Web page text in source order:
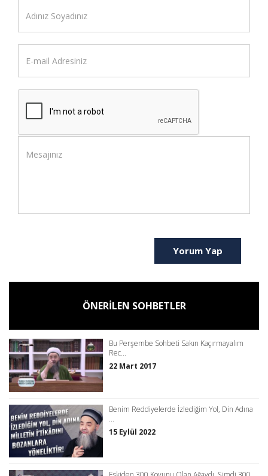
Yorum Yap
ÖNERİLEN SOHBETLER
Bu Perşembe Sohbeti Sakın Kaçırmayalım
Rec...
22 Mart 2017
Benim Reddiyelerde İzlediğim Yol, Din Adına
...
15 Eylül 2022